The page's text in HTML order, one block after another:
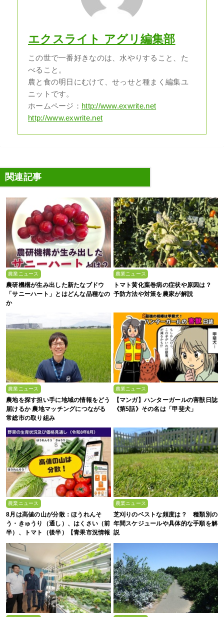
エクスライト アグリ編集部
この世で一番好きなのは、水やりすること、た
べること。
農と食の明日にむけて、せっせと種まく編集ユ
ニットです。
ホームページ： http://www.exwrite.net
http://www.exwrite.net
関連記事
農業ニュース
農研機構が生み出した新たなブドウ
「サニーハート」とはどんな品種なの
か
農業ニュース
トマト黄化葉巻病の症状や原因は？
予防方法や対策を農家が解説
農業ニュース
農地を探す担い手に地域の情報をどう
届けるか 農地マッチングにつながる
常総市の取り組み
農業ニュース
【マンガ】ハンターガールの害獣日誌
《第5話》その名は「甲斐犬」
農業ニュース
8月は高値の山が分散：ほうれんそ
う・きゅうり（通し）、はくさい（前
半）、トマト（後半）【青果市況情報
アプリ「YAOYASAN」】
農業ニュース
芝刈りのベストな頻度は？ 種類別の
年間スケジュールや具体的な手順を解
説